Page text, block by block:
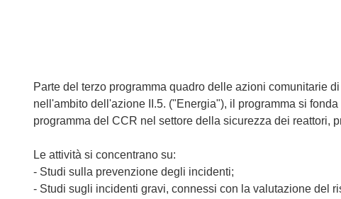
Parte del terzo programma quadro delle azioni comunitarie
nell'ambito dell'azione II.5. ("Energia"), il programma si
programma del CCR nel settore della sicurezza dei reattori,
Le attività si concentrano su:
- Studi sulla prevenzione degli incidenti;
- Studi sugli incidenti gravi, connessi con la valutazione del